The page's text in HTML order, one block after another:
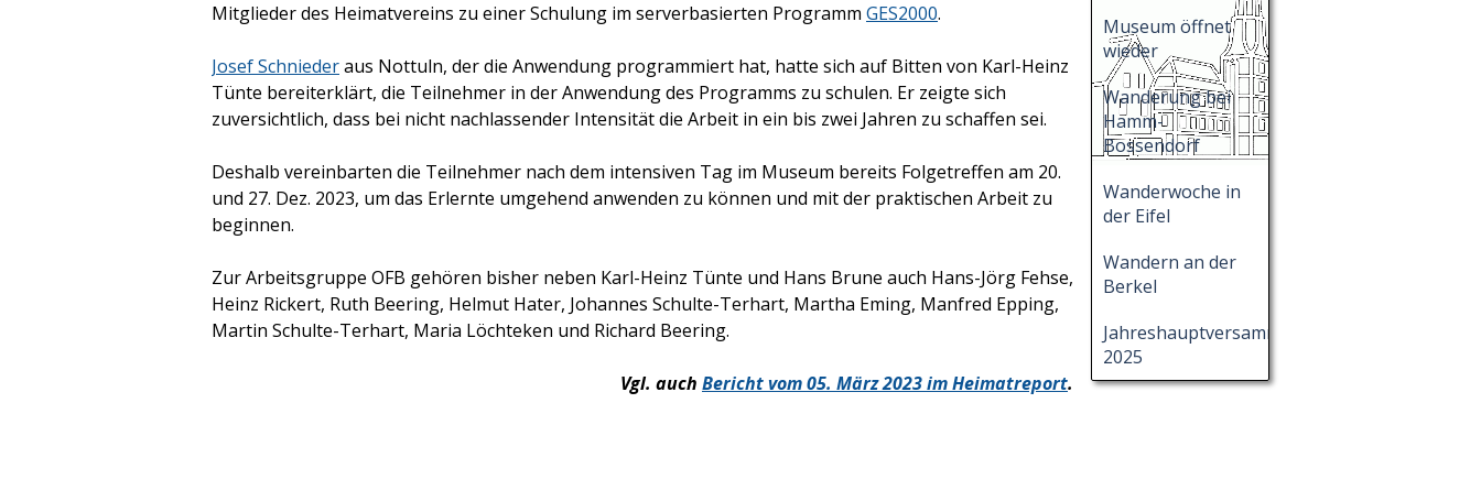
Mitglieder des Heimatvereins zu einer Schulung im serverbasierten Programm GES2000.
Josef Schniederaus Nottuln, der die Anwendung programmiert hat, hatte sich auf Bitten von Karl-Heinz
Tünte bereiterklärt, die Teilnehmer in der Anwendung des Programms zu schulen. Er zeigte sich
zuversichtlich, dass bei nicht nachlassender Intensität die Arbeit in ein bis zwei Jahren zu schaffen sei.
Deshalb vereinbarten die Teilnehmer nach dem intensiven Tag im Museum bereits Folgetreffen am 20.
und 27. Dez. 2023, um das Erlernte umgehend anwenden zu können und mit der praktischen Arbeit zu
beginnen.
Zur Arbeitsgruppe OFB gehören bisher neben Karl-Heinz Tünte und Hans Brune auch Hans-Jörg Fehse,
Heinz Rickert, Ruth Beering, Helmut Hater, Johannes Schulte-Terhart, Martha Eming, Manfred Epping,
Martin Schulte-Terhart, Maria Löchteken und Richard Beering.
Vgl. auch Bericht vom 05. März 2023 im Heimatreport.
Museum öffnet
wieder
Wanderung bei
Hamm-
Bossendorf
Wanderwoche in
der Eifel
Wandern an der
Berkel
Jahreshauptversammlung
2025